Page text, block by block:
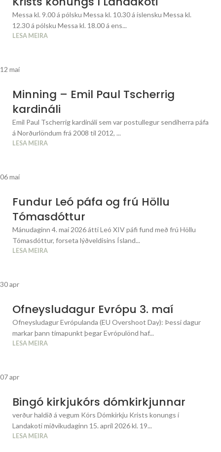
Messa kl. 9.00 á pólsku Messa kl. 10.30 á íslensku Messa kl.
12.30 á pólsku Messa kl. 18.00 á ens...
LESA MEIRA
12 maí
Minning – Emil Paul Tscherrig
kardináli
Emil Paul Tscherrig kardináli sem var postullegur sendiherra páfa
á Norðurlöndum frá 2008 til 2012, ...
LESA MEIRA
06maí
Fundur Leó páfa og frú Höllu
Tómasdóttur
Mánudaginn 4. maí 2026 átti Leó XIV páfi fund með frú Höllu
Tómasdóttur, forseta lýðveldisins Ísland...
LESA MEIRA
30apr
Ofneysludagur Evrópu 3. maí
Ofneysludagur Evrópulanda (EU Overshoot Day): Þessi dagur
markar þann tímapunkt þegar Evrópulönd haf...
LESA MEIRA
07apr
Bingó kirkjukórs dómkirkjunnar
verður haldið á vegum Kórs Dómkirkju Krists konungs í
Landakoti miðvikudaginn 15. apríl 2026 kl. 19...
LESA MEIRA